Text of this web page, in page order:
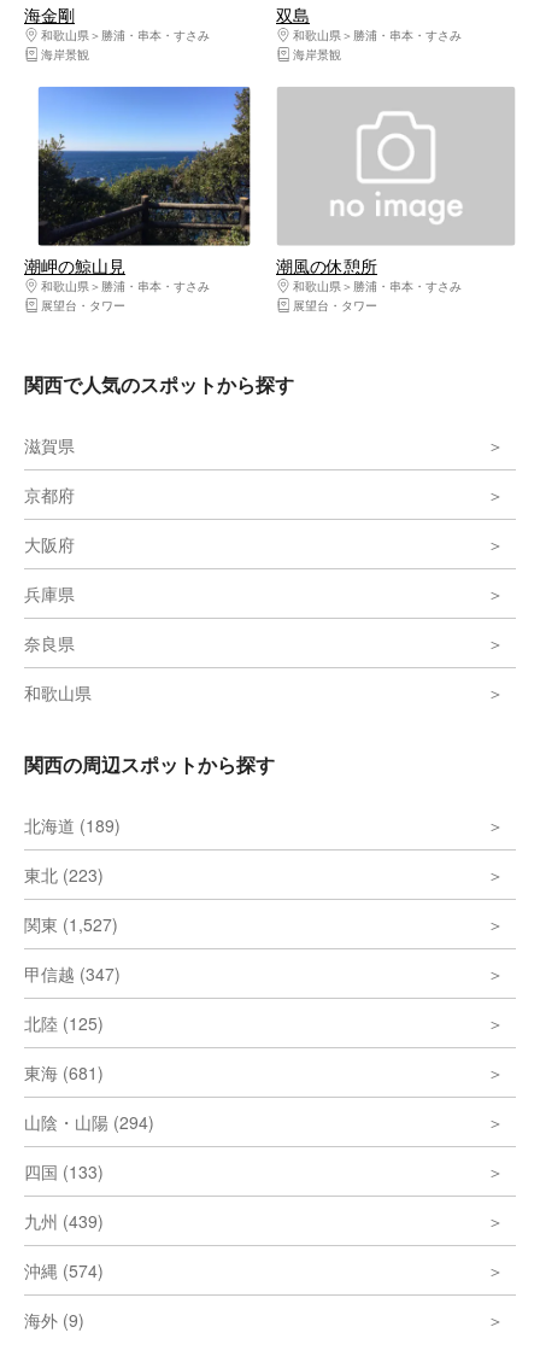
海金剛
和歌山県
勝浦・串本・すさみ
海岸景観
双島
和歌山県
勝浦・串本・すさみ
海岸景観
潮岬の鯨山見
和歌山県
勝浦・串本・すさみ
展望台・タワー
潮風の休憩所
和歌山県
勝浦・串本・すさみ
展望台・タワー
関西で人気のスポットから探す
滋賀県
京都府
大阪府
兵庫県
奈良県
和歌山県
関西の周辺スポットから探す
北海道 (189)
東北 (223)
関東 (1,527)
甲信越 (347)
北陸 (125)
東海 (681)
山陰・山陽 (294)
四国 (133)
九州 (439)
沖縄 (574)
海外 (9)